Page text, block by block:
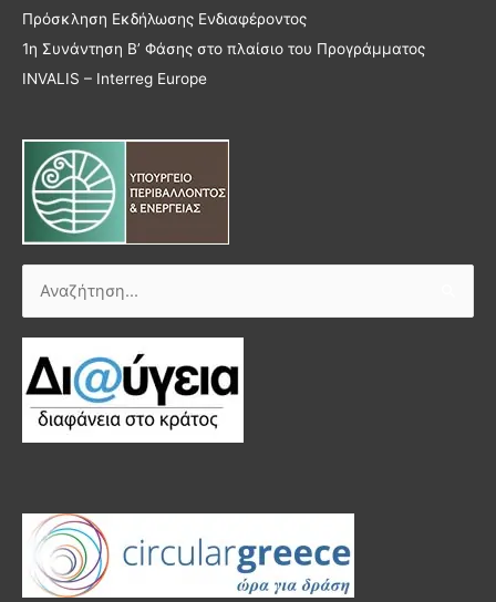
Πρόσκληση Εκδήλωσης Ενδιαφέροντος
1η Συνάντηση Β’ Φάσης στο πλαίσιο του Προγράμματος
INVALIS – Interreg Europe
Αναζήτηση